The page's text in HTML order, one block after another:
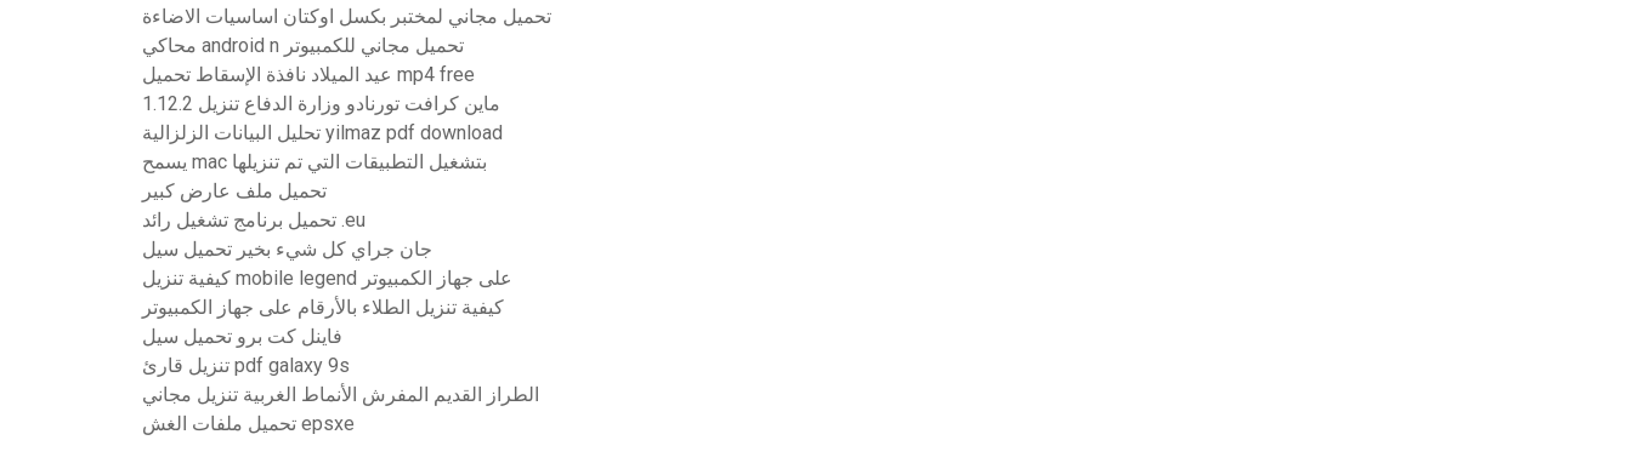
تحميل مجاني لمختبر بكسل اوكتان اساسيات الاضاءة
محاكي android n تحميل مجاني للكمبيوتر
عيد الميلاد نافذة الإسقاط تحميل mp4 free
ماين كرافت تورنادو وزارة الدفاع تنزيل 1.12.2
تحليل البيانات الزلزالية yilmaz pdf download
يسمح mac بتشغيل التطبيقات التي تم تنزيلها
تحميل ملف عارض كبير
تحميل برنامج تشغيل رائد .eu
جان جراي كل شيء بخير تحميل سيل
كيفية تنزيل mobile legend على جهاز الكمبيوتر
كيفية تنزيل الطلاء بالأرقام على جهاز الكمبيوتر
فاينل كت برو تحميل سيل
تنزيل قارئ pdf galaxy 9s
الطراز القديم المفرش الأنماط الغربية تنزيل مجاني
تحميل ملفات الغش epsxe